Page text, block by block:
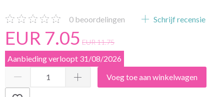
0 beoordelingen Schrijf recensie
EUR 7.05 EUR 11.75
Aanbieding verloopt 31/08/2026
Voeg toe aan winkelwagen